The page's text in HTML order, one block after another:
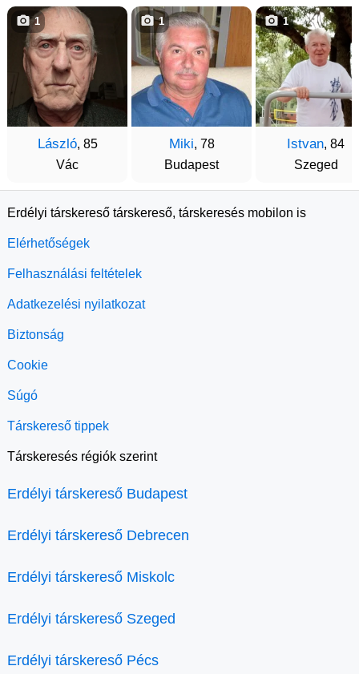
László, 85
Vác
1
Miki, 78
Budapest
1
Istvan, 84
Szeged
1
Erdélyi társkereső társkereső, társkeresés mobilon is
Elérhetőségek
Felhasználási feltételek
Adatkezelési nyilatkozat
Biztonság
Cookie
Súgó
Társkereső tippek
Társkeresés régiók szerint
Erdélyi társkereső Budapest
Erdélyi társkereső Debrecen
Erdélyi társkereső Miskolc
Erdélyi társkereső Szeged
Erdélyi társkereső Pécs